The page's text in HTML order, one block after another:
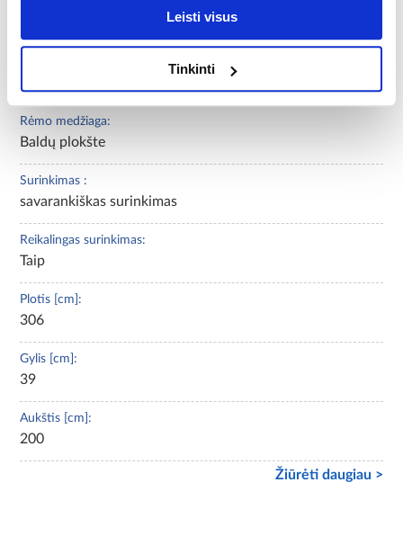
Leisti visus
Tinkinti
Rėmo medžiaga:
Baldų plokšte
Surinkimas :
savarankiškas surinkimas
Reikalingas surinkimas:
Taip
Plotis [cm]:
306
Gylis [cm]:
39
Aukštis [cm]:
200
Žiūrėti daugiau >